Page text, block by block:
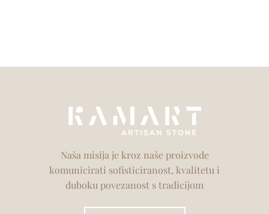
Naša misija je kroz naše proizvode
komunicirati sofisticiranost, kvalitetu i
duboku povezanost s tradicijom